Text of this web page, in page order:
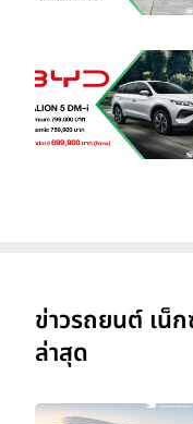
ข่าวรถยนต์ เน็
ล่าสุด